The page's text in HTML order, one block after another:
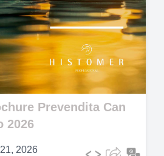
Video
Prevendita Can
2026
2026